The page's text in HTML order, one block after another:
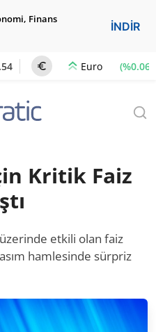
Finans
İNDİR
Euro (%0.06)
Kritik Faiz
etkili olan faiz
hamlesinde sürpriz